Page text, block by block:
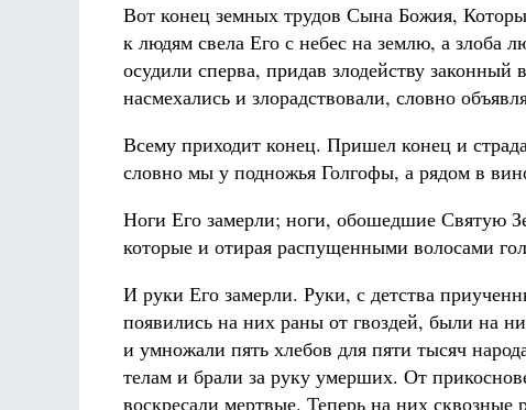
Вот конец земных трудов Сына Божия,
к людям свела Его с небес на землю, а злоба
осудили сперва, придав злодейству
насмехались и злорадствовали, словно
Всему приходит конец. Пришел конец и
словно мы у подножья Голгофы, а рядом в
Ноги Его замерли; ноги, обошедшие Святую
которые и отирая распущенными волосами
И руки Его замерли. Руки, с детства
появились на них раны от гвоздей, были на
и умножали пять хлебов для пяти тысяч
телам и брали за руку умерших. От
воскресали мертвые. Теперь на них сквозные